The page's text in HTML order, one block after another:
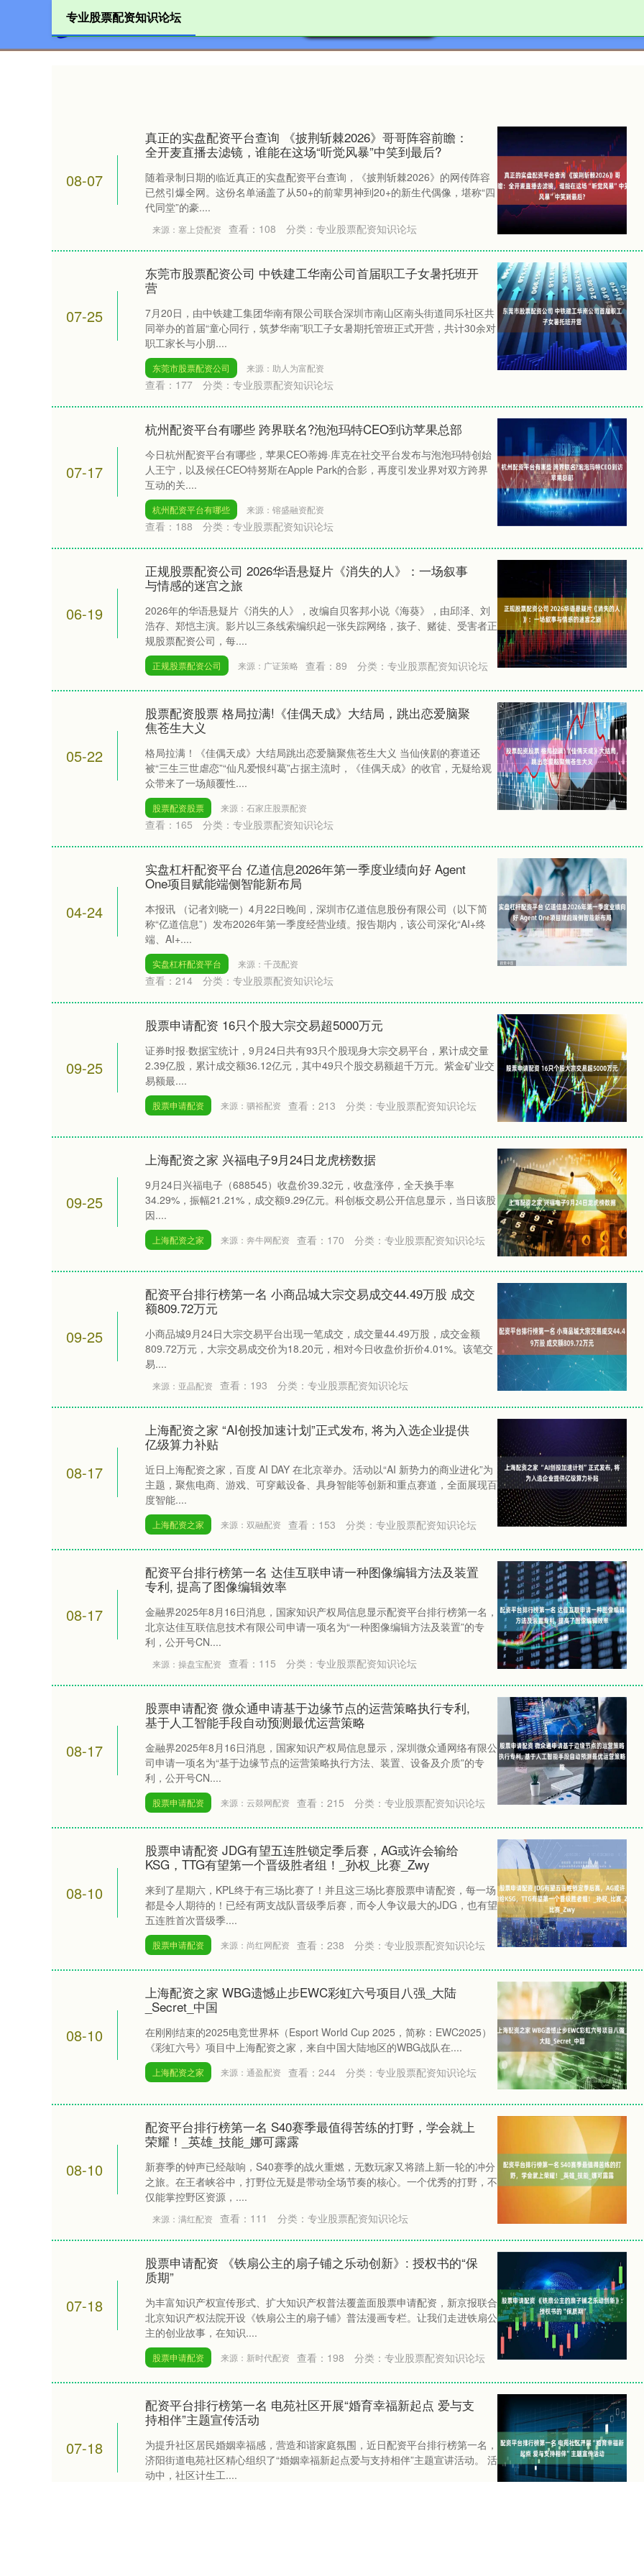
专业股票配资知识论坛
08-07
真正的实盘配资平台查询 《披荆斩棘2026》哥哥阵容前瞻：
全开麦直播去滤镜，谁能在这场“听觉风暴”中笑到最后?
随着录制日期的临近真正的实盘配资平台查询，《披荆斩棘2026》的网传阵容
已然引爆全网。这份名单涵盖了从50+的前辈男神到20+的新生代偶像，堪称“四
代同堂”的豪....
来源：塞上贷配资 查看： 108 分类： 专业股票配资知识论坛
07-25
东莞市股票配资公司 中铁建工华南公司首届职工子女暑托班开
营
7月20日，由中铁建工集团华南有限公司联合深圳市南山区南头街道同乐社区共
同举办的首届“童心同行，筑梦华南”职工子女暑期托管班正式开营，共计30余对
职工家长与小朋....
东莞市股票配资公司 来源：助人为富配资
查看： 177 分类： 专业股票配资知识论坛
07-17
杭州配资平台有哪些 跨界联名?泡泡玛特CEO到访苹果总部
今日杭州配资平台有哪些，苹果CEO蒂姆·库克在社交平台发布与泡泡玛特创始
人王宁，以及候任CEO特努斯在Apple Park的合影，再度引发业界对双方跨界
互动的关....
杭州配资平台有哪些 来源：镕盛融资配资
查看： 188 分类： 专业股票配资知识论坛
06-19
正规股票配资公司 2026华语悬疑片《消失的人》：一场叙事
与情感的迷宫之旅
2026年的华语悬疑片《消失的人》，改编自贝客邦小说《海葵》，由邱泽、刘
浩存、郑恺主演。影片以三条线索编织起一张失踪网络，孩子、赌徒、受害者正
规股票配资公司，每....
正规股票配资公司 来源：广证策略 查看： 89 分类： 专业股票配资知识论坛
05-22
股票配资股票 格局拉满!《佳偶天成》大结局，跳出恋爱脑聚
焦苍生大义
格局拉满！《佳偶天成》大结局跳出恋爱脑聚焦苍生大义 当仙侠剧的赛道还
被“三生三世虐恋”“仙凡爱恨纠葛”占据主流时，《佳偶天成》的收官，无疑给观
众带来了一场颠覆性....
股票配资股票 来源：石家庄股票配资
查看： 165 分类： 专业股票配资知识论坛
04-24
实盘杠杆配资平台 亿道信息2026年第一季度业绩向好 Agent
One项目赋能端侧智能新布局
本报讯 （记者刘晓一）4月22日晚间，深圳市亿道信息股份有限公司（以下简
称“亿道信息”）发布2026年第一季度经营业绩。报告期内，该公司深化“AI+终
端、AI+....
实盘杠杆配资平台 来源：千茂配资
查看： 214 分类： 专业股票配资知识论坛
09-25
股票申请配资 16只个股大宗交易超5000万元
证券时报·数据宝统计，9月24日共有93只个股现身大宗交易平台，累计成交量
2.39亿股，累计成交额36.12亿元，其中49只个股交易额超千万元。紫金矿业交
易额最....
股票申请配资 来源：驷裕配资 查看： 213 分类： 专业股票配资知识论坛
09-25
上海配资之家 兴福电子9月24日龙虎榜数据
9月24日兴福电子（688545）收盘价39.32元，收盘涨停，全天换手率
34.29%，振幅21.21%，成交额9.29亿元。科创板交易公开信息显示，当日该股
因....
上海配资之家 来源：奔牛网配资 查看： 170 分类： 专业股票配资知识论坛
09-25
配资平台排行榜第一名 小商品城大宗交易成交44.49万股 成交
额809.72万元
小商品城9月24日大宗交易平台出现一笔成交，成交量44.49万股，成交金额
809.72万元，大宗交易成交价为18.20元，相对今日收盘价折价4.01%。该笔交
易....
来源：亚晶配资 查看： 193 分类： 专业股票配资知识论坛
08-17
上海配资之家 “AI创投加速计划”正式发布, 将为入选企业提供
亿级算力补贴
近日上海配资之家，百度 AI DAY 在北京举办。活动以“AI 新势力的商业进化”为
主题，聚焦电商、游戏、可穿戴设备、具身智能等创新和重点赛道，全面展现百
度智能....
上海配资之家 来源：双融配资 查看： 153 分类： 专业股票配资知识论坛
08-17
配资平台排行榜第一名 达佳互联申请一种图像编辑方法及装置
专利, 提高了图像编辑效率
金融界2025年8月16日消息，国家知识产权局信息显示配资平台排行榜第一名，
北京达佳互联信息技术有限公司申请一项名为“一种图像编辑方法及装置”的专
利，公开号CN....
来源：操盘宝配资 查看： 115 分类： 专业股票配资知识论坛
08-17
股票申请配资 微众通申请基于边缘节点的运营策略执行专利,
基于人工智能手段自动预测最优运营策略
金融界2025年8月16日消息，国家知识产权局信息显示，深圳微众通网络有限公
司申请一项名为“基于边缘节点的运营策略执行方法、装置、设备及介质”的专
利，公开号CN....
股票申请配资 来源：云燚网配资 查看： 215 分类： 专业股票配资知识论坛
08-10
股票申请配资 JDG有望五连胜锁定季后赛，AG或许会输给
KSG，TTG有望第一个晋级胜者组！_孙权_比赛_Zwy
来到了星期六，KPL终于有三场比赛了！并且这三场比赛股票申请配资，每一场
都是令人期待的！已经有两支战队晋级季后赛，而令人争议最大的JDG，也有望
五连胜首次晋级季....
股票申请配资 来源：尚红网配资 查看： 238 分类： 专业股票配资知识论坛
08-10
上海配资之家 WBG遗憾止步EWC彩虹六号项目八强_大陆
_Secret_中国
在刚刚结束的2025电竞世界杯（Esport World Cup 2025，简称：EWC2025）
《彩虹六号》项目中上海配资之家，来自中国大陆地区的WBG战队在....
上海配资之家 来源：通盈配资 查看： 244 分类： 专业股票配资知识论坛
08-10
配资平台排行榜第一名 S40赛季最值得苦练的打野，学会就上
荣耀！_英雄_技能_娜可露露
新赛季的钟声已经敲响，S40赛季的战火重燃，无数玩家又将踏上新一轮的冲分
之旅。在王者峡谷中，打野位无疑是带动全场节奏的核心。一个优秀的打野，不
仅能掌控野区资源，....
来源：满红配资 查看： 111 分类： 专业股票配资知识论坛
07-18
股票申请配资 《铁扇公主的扇子铺之乐动创新》: 授权书的“保
质期”
为丰富知识产权宣传形式、扩大知识产权普法覆盖面股票申请配资，新京报联合
北京知识产权法院开设《铁扇公主的扇子铺》普法漫画专栏。让我们走进铁扇公
主的创业故事，在知识....
股票申请配资 来源：新时代配资 查看： 198 分类： 专业股票配资知识论坛
07-18
配资平台排行榜第一名 电苑社区开展“婚育幸福新起点 爱与支
持相伴”主题宣传活动
为提升社区居民婚姻幸福感，营造和谐家庭氛围，近日配资平台排行榜第一名，
济阳街道电苑社区精心组织了“婚姻幸福新起点爱与支持相伴”主题宣讲活动。 活
动中，社区计生工....